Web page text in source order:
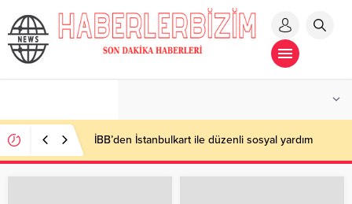
İBB’den İstanbulkart ile düzenli sosyal yardım